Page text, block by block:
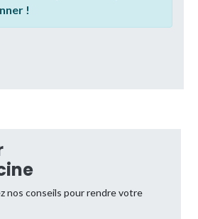
!
nos conseils pour rendre votre